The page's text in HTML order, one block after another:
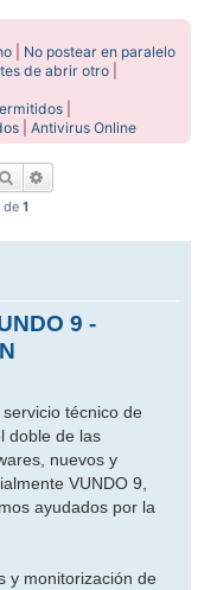
No postear en paralelo
de abrir otro
|Antivirus Online
Buscar
de 1
9 -
técnico de
doble de las
nuevos y
VUNDO 9,
ayudados por la
y monitorización de